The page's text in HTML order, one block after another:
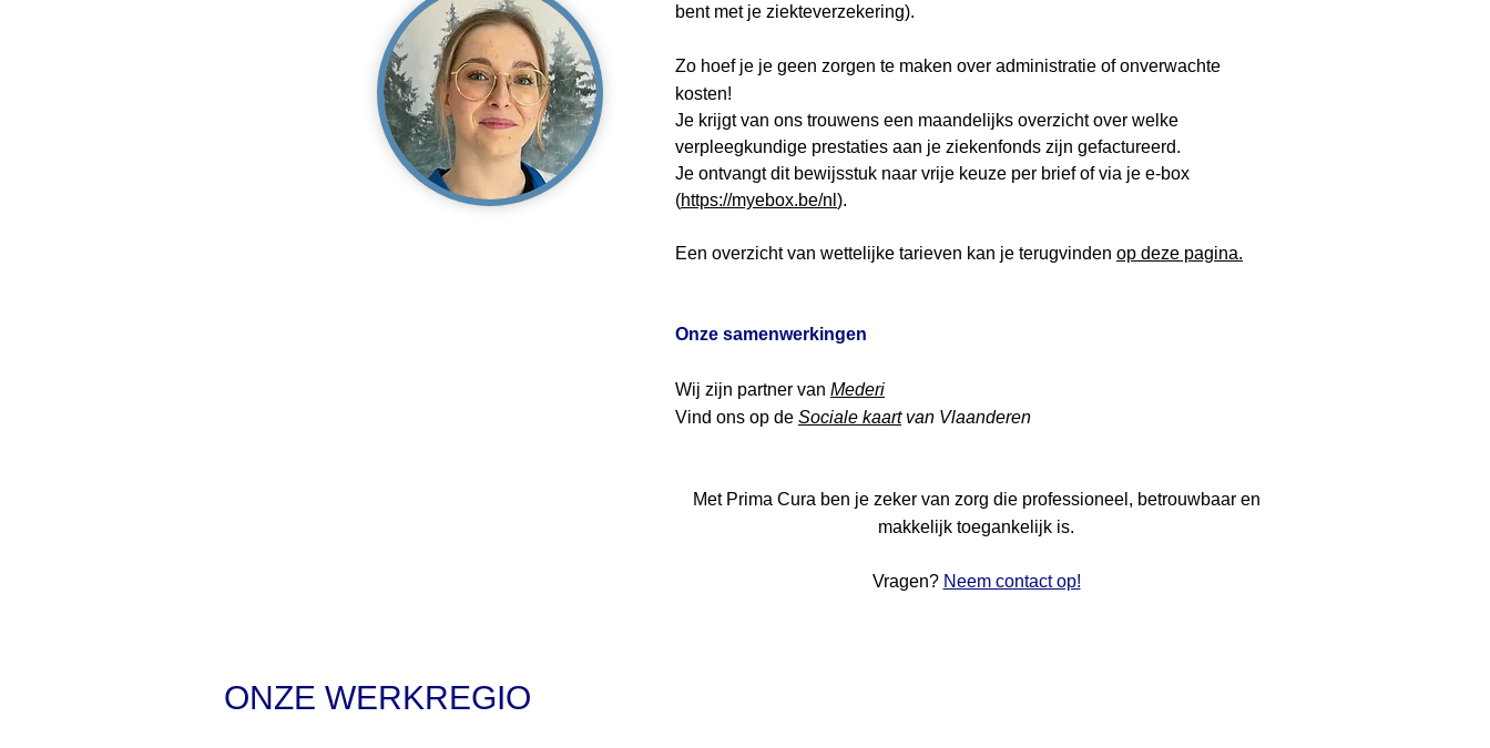
bent met je ziekteverzekering).
Zo hoef je je geen zorgen te maken over administratie of onverwachte
kosten!
Je krijgt van ons trouwens een maandelijks overzicht over welke
verpleegkundige prestaties aan je ziekenfonds zijn gefactureerd.
Je ontvangt dit bewijsstuk naar vrije keuze per brief of via je e-box
(https://myebox.be/nl ).
Een overzicht van wettelijke tarieven kan je terugvinden op deze pagina.
Onze samenwerkingen
Wij zijn partner van Mederi
Vind ons op de Sociale kaartvan Vlaanderen
Met Prima Cura ben je zeker van zorg die professioneel, betrouwbaar en
makkelijk toegankelijk is.
Vragen? Neem contact op!
ONZE WERKREGIO